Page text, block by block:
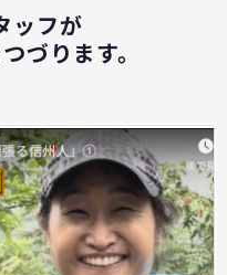
ッフが
づります。